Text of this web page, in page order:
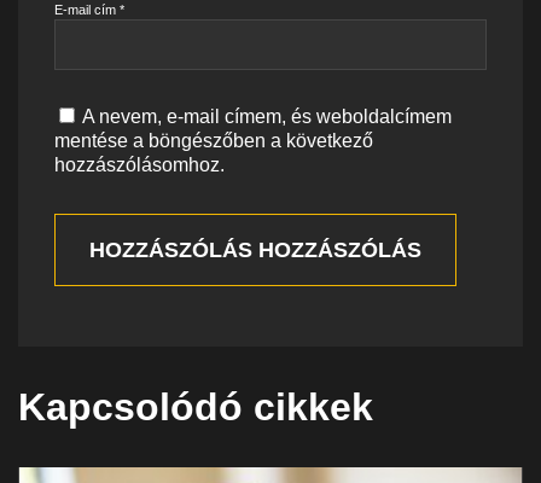
E-mail cím *
A nevem, e-mail címem, és weboldalcímem
mentése a böngészőben a következő
hozzászólásomhoz.
HOZZÁSZÓLÁS HOZZÁSZÓLÁS
Kapcsolódó cikkek